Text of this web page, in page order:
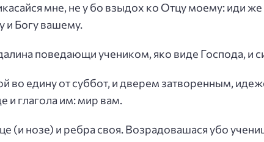
мне, не у бо взыдох ко Отцу моему: иди
и Богу вашему.
поведающи учеником, яко виде Господа, и
во едину от суббот, и дверем затворенным,
и глагола им: мир вам.
(и нозе) и ребра своя. Возрадовашася убо